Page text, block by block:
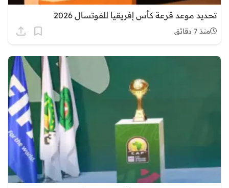
تحديد موعد قرعة كأس إفريقيا للفوتسال 2026
منذ 7 دقائق